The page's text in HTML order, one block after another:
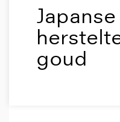
Japanse
goud